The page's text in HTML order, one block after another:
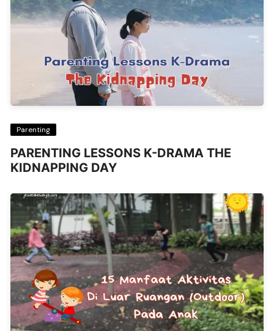
Parenting
PARENTING LESSONS K-DRAMA THE
KIDNAPPING DAY